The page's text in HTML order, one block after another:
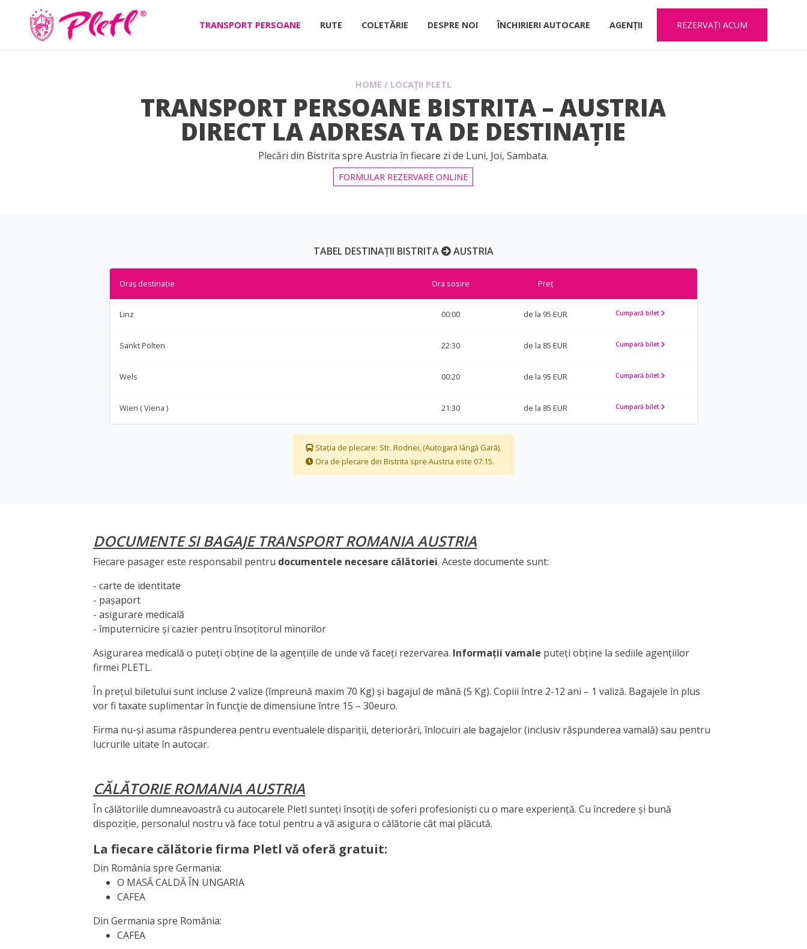
TRANSPORT PERSOANE RUTE COLETĂRIE DESPRE NOI ÎNCHIRIERI AUTOCARE AGENȚII REZERVAȚI ACUM
HOME / LOCAȚII PLETL
TRANSPORT PERSOANE BISTRITA – AUSTRIA
DIRECT LA ADRESA TA DE DESTINAȚIE
Plecări din Bistrita spre Austria în fiecare zi de Luni, Joi, Sambata.
FORMULAR REZERVARE ONLINE
TABEL DESTINAȚII BISTRITA AUSTRIA
Oraș destinație Ora sosire Preț
Linz 00:00 de la 95 EUR Cumpară bilet
Sankt Pölten 22:30 de la 85 EUR Cumpară bilet
Wels 00:20 de la 95 EUR Cumpară bilet
Wien ( Viena ) 21:30 de la 85 EUR Cumpară bilet
Stația de plecare: Str. Rodnei, (Autogară lângă Gară).
Ora de plecare din Bistrita spre Austria este 07:15.
DOCUMENTE SI BAGAJE TRANSPORT ROMANIA AUSTRIA
Fiecare pasager este responsabil pentru documentele necesare călătoriei. Aceste documente sunt:
- carte de identitate
- pașaport
- asigurare medicală
- împuternicire și cazier pentru însoțitorul minorilor
Asigurarea medicală o puteți obține de la agențiile de unde vă faceți rezervarea. Informații vamale puteți obține la sediile agențiilor
firmei PLETL.
În prețul biletului sunt incluse 2 valize (împreună maxim 70 Kg) și bagajul de mână (5 Kg). Copiii între 2-12 ani – 1 valiză. Bagajele în plus
vor fi taxate suplimentar în funcţie de dimensiune între 15 – 30euro.
Firma nu-și asuma răspunderea pentru eventualele dispariții, deteriorări, înlocuiri ale bagajelor (inclusiv răspunderea vamală) sau pentru
lucrurile uitate în autocar.
CĂLĂTORIE ROMANIA AUSTRIA
În călătoriile dumneavoastră cu autocarele Pletl sunteți însoțiți de șoferi profesioniști cu o mare experiență. Cu încredere și bună
dispoziție, personalul nostru vă face totul pentru a vă asigura o călătorie cât mai plăcută.
La fiecare călătorie firma Pletl vă oferă gratuit:
Din România spre Germania:
O MASĂ CALDĂ ÎN UNGARIA
CAFEA
Din Germania spre România:
CAFEA